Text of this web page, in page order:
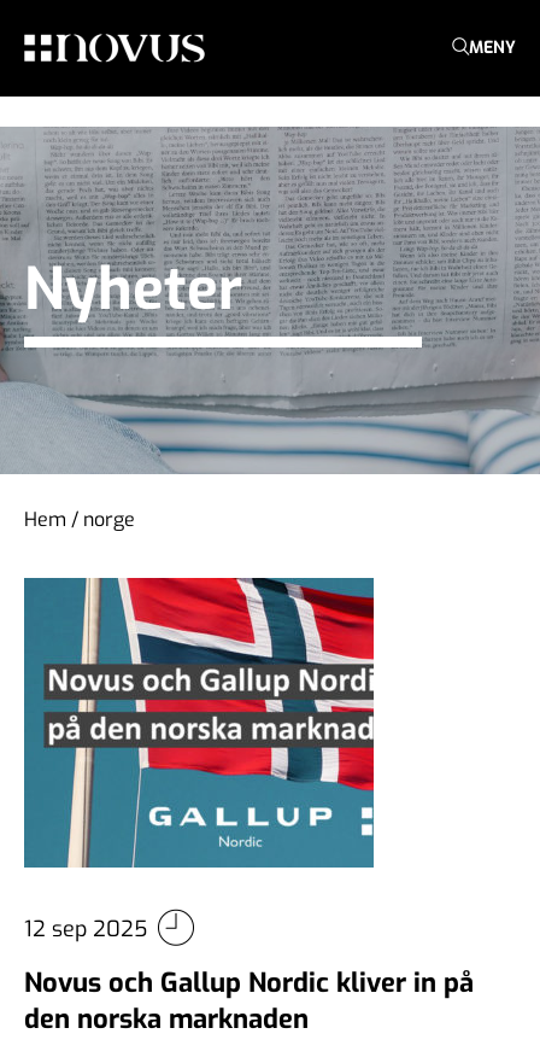
MENY
Nyheter
Hem / norge
12 sep 2025
Novus och Gallup Nordic kliver in på
den norska marknaden